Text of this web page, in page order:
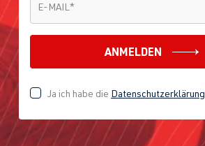
E-MAIL *
ANMELDEN
Ja ich habe die Datenschutzerklärung